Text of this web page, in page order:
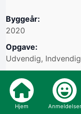
Byggeår:
2020
Opgave:
Udvendig,
Oprettet i cvr nr.:
Hjem Anmeldelser